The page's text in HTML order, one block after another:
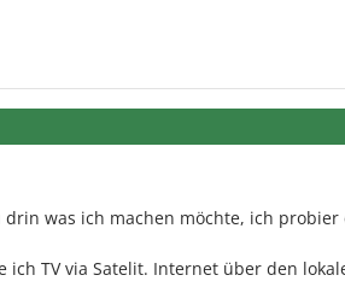
was ich machen möchte, ich probier
ich TV via Satelit. Internet über den